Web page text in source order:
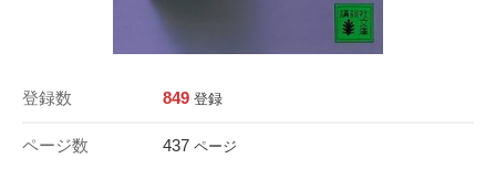
登録数 849 登録
ページ数 437 ページ